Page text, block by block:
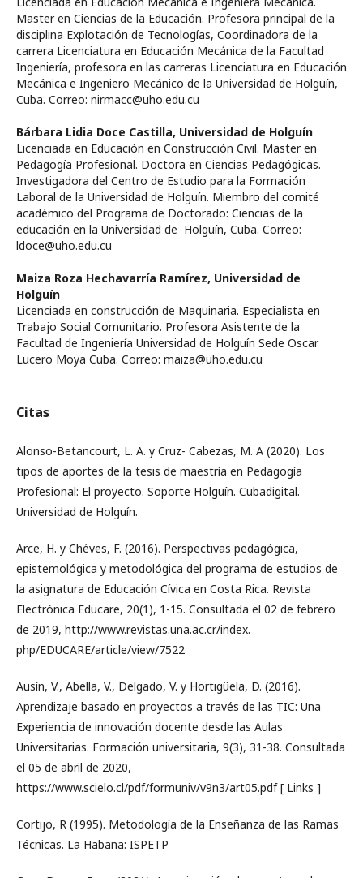
Master en Ciencias de la Educación. Profesora principal de la
disciplina Explotación de Tecnologías, Coordinadora de la
carrera Licenciatura en Educación Mecánica de la Facultad
Ingeniería, profesora en las carreras Licenciatura en Educación
Mecánica e Ingeniero Mecánico de la Universidad de Holguín,
Cuba. Correo: nirmacc@uho.edu.cu
Bárbara Lidia Doce Castilla, Universidad de Holguín
Licenciada en Educación en Construcción Civil. Master en
Pedagogía Profesional. Doctora en Ciencias Pedagógicas.
Investigadora del Centro de Estudio para la Formación
Laboral de la Universidad de Holguín. Miembro del comité
académico del Programa de Doctorado: Ciencias de la
educación en la Universidad de Holguín, Cuba. Correo:
ldoce@uho.edu.cu
Maiza Roza Hechavarría Ramírez, Universidad de
Holguín
Licenciada en construcción de Maquinaria. Especialista en
Trabajo Social Comunitario. Profesora Asistente de la
Facultad de Ingeniería Universidad de Holguín Sede Oscar
Lucero Moya Cuba. Correo: maiza@uho.edu.cu
Citas
Alonso-Betancourt, L. A. y Cruz- Cabezas, M. A (2020). Los
tipos de aportes de la tesis de maestría en Pedagogía
Profesional: El proyecto. Soporte Holguín. Cubadigital.
Universidad de Holguín.
Arce, H. y Chéves, F. (2016). Perspectivas pedagógica,
epistemológica y metodológica del programa de estudios de
la asignatura de Educación Cívica en Costa Rica. Revista
Electrónica Educare, 20(1), 1-15. Consultada el 02 de febrero
de 2019, http://www.revistas.una.ac.cr/index.
php/EDUCARE/article/view/7522
Ausín, V., Abella, V., Delgado, V. y Hortigüela, D. (2016).
Aprendizaje basado en proyectos a través de las TIC: Una
Experiencia de innovación docente desde las Aulas
Universitarias. Formación universitaria, 9(3), 31-38. Consultada
el 05 de abril de 2020,
https://www.scielo.cl/pdf/formuniv/v9n3/art05.pdf [ Links ]
Cortijo, R (1995). Metodología de la Enseñanza de las Ramas
Técnicas. La Habana: ISPETP